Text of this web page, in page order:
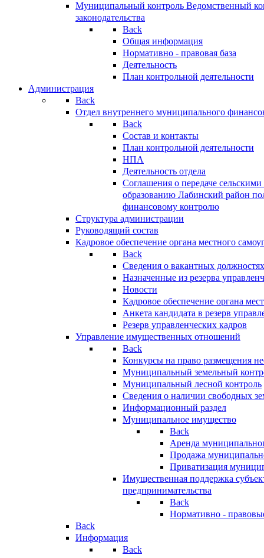
Муниципальный контроль Ведомственный
законодательства
Back
Общая информация
Нормативно - правовая база
Деятельность
План контрольной деятельности
Администрация
Back
Отдел внутреннего муниципального
Back
Состав и контакты
План контрольной деятельности
НПА
Деятельность отдела
Соглашения о передаче
образованию Лабинский район
финансовому контролю
Структура администрации
Руководящий состав
Кадровое обеспечение органа местного
Back
Сведения о вакантных
Назначенные из резерва
Новости
Кадровое обеспечение органа
Анкета кандидата в резерв
Резерв управленческих кадров
Управление имущественных отношений
Back
Конкурсы на право размещения
Муниципальный земельный
Муниципальный лесной контроль
Сведения о наличии свободных
Информационный раздел
Муниципальное имущество
Back
Аренда
Продажа
Приватизация
Имущественная поддержка
предпринимательства
Back
Нормативно -
Back
Информация
Back